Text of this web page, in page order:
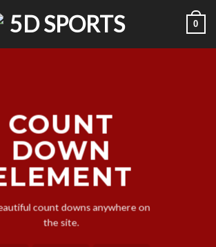
0
COUNT
DOWN
count downs anywhere on
the site.